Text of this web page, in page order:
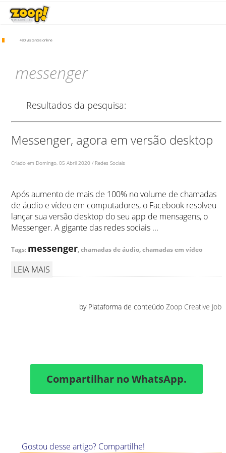
480 visitantes online
messenger
Resultados da pesquisa:
Messenger, agora em versão desktop
Criado em Domingo, 05 Abril 2020 / Redes Sociais
Após aumento de mais de 100% no volume de chamadas
de áudio e vídeo em computadores, o Facebook resolveu
lançar sua versão desktop do seu app de mensagens, o
Messenger. A gigante das redes sociais ...
Tags: messenger, chamadas de áudio, chamadas em vídeo
LEIA MAIS
by Plataforma de conteúdoZoop Creative Job
Compartilhar no WhatsApp.
Gostou desse artigo? Compartilhe!